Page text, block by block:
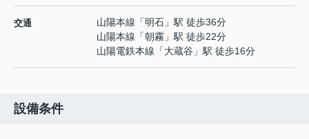
交通 山陽本線 「明石 」駅 徒歩36分
山陽本線 「朝霧 」駅 徒歩22分
山陽電鉄本線 「大蔵谷 」駅 徒歩16分
設備条件